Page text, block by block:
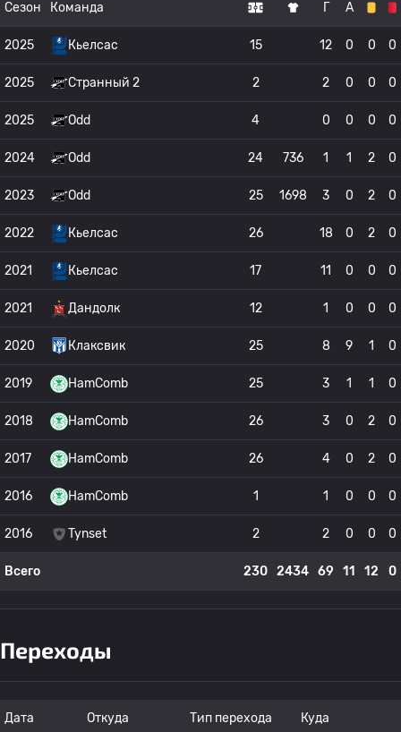
Сезон Команда Г А
2025 Кьелсас 15 12 0 0 0
2025 Странный 2 2 2 0 0 0
2025 Odd 4 0 0 0 0
2024 Odd 24 736 1 1 2 0
2023 Odd 25 1698 3 0 2 0
2022 Кьелсас 26 18 0 2 0
2021 Кьелсас 17 11 0 0 0
2021 Дандолк 12 1 0 0 0
2020 Клаксвик 25 8 9 1 0
2019 HamComb 25 3 1 1 0
2018 HamComb 26 3 0 2 0
2017 HamComb 26 4 0 2 0
2016 HamComb 1 1 0 0 0
2016 Tynset 2 2 0 0 0
Всего 230 2434 69 11 12 0
Переходы
Дата Откуда Тип перехода Куда